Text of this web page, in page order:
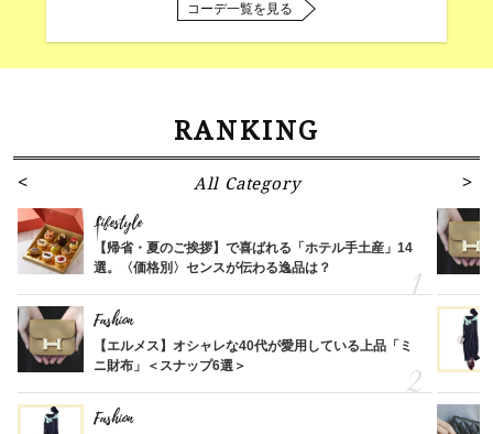
コーデ一覧を見る
RANKING
All Category
Lifestyle
【帰省・夏のご挨拶】で喜ばれる「ホテル手土産」14
選。〈価格別〉センスが伝わる逸品は？
Fashion
【エルメス】オシャレな40代が愛用している上品「ミ
ニ財布」＜スナップ6選＞
Fashion